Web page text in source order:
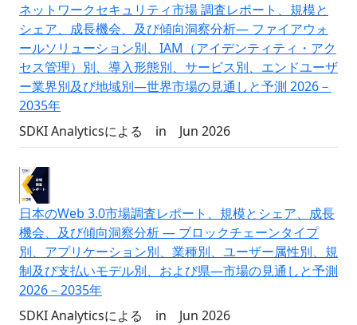
ネットワークセキュリティ市場 調査レポート、規模と
シェア、成長機会、及び傾向洞察分析― ファイアウォ
ールソリューション別、IAM（アイデンティティ・アク
セス管理）別、導入形態別、サービス別、エンドユーザ
ー業界別及び地域別―世界市場の見通しと予測 2026－
2035年
SDKI Analyticsによる
in Jun 2026
日本のWeb 3.0市場調査レポート、規模とシェア、成長
機会、及び傾向洞察分析 ― ブロックチェーンタイプ
別、アプリケーション別、業種別、ユーザー属性別、規
制及び支払いモデル別、および県―市場の見通しと予測
2026－2035年
SDKI Analyticsによる
in Jun 2026